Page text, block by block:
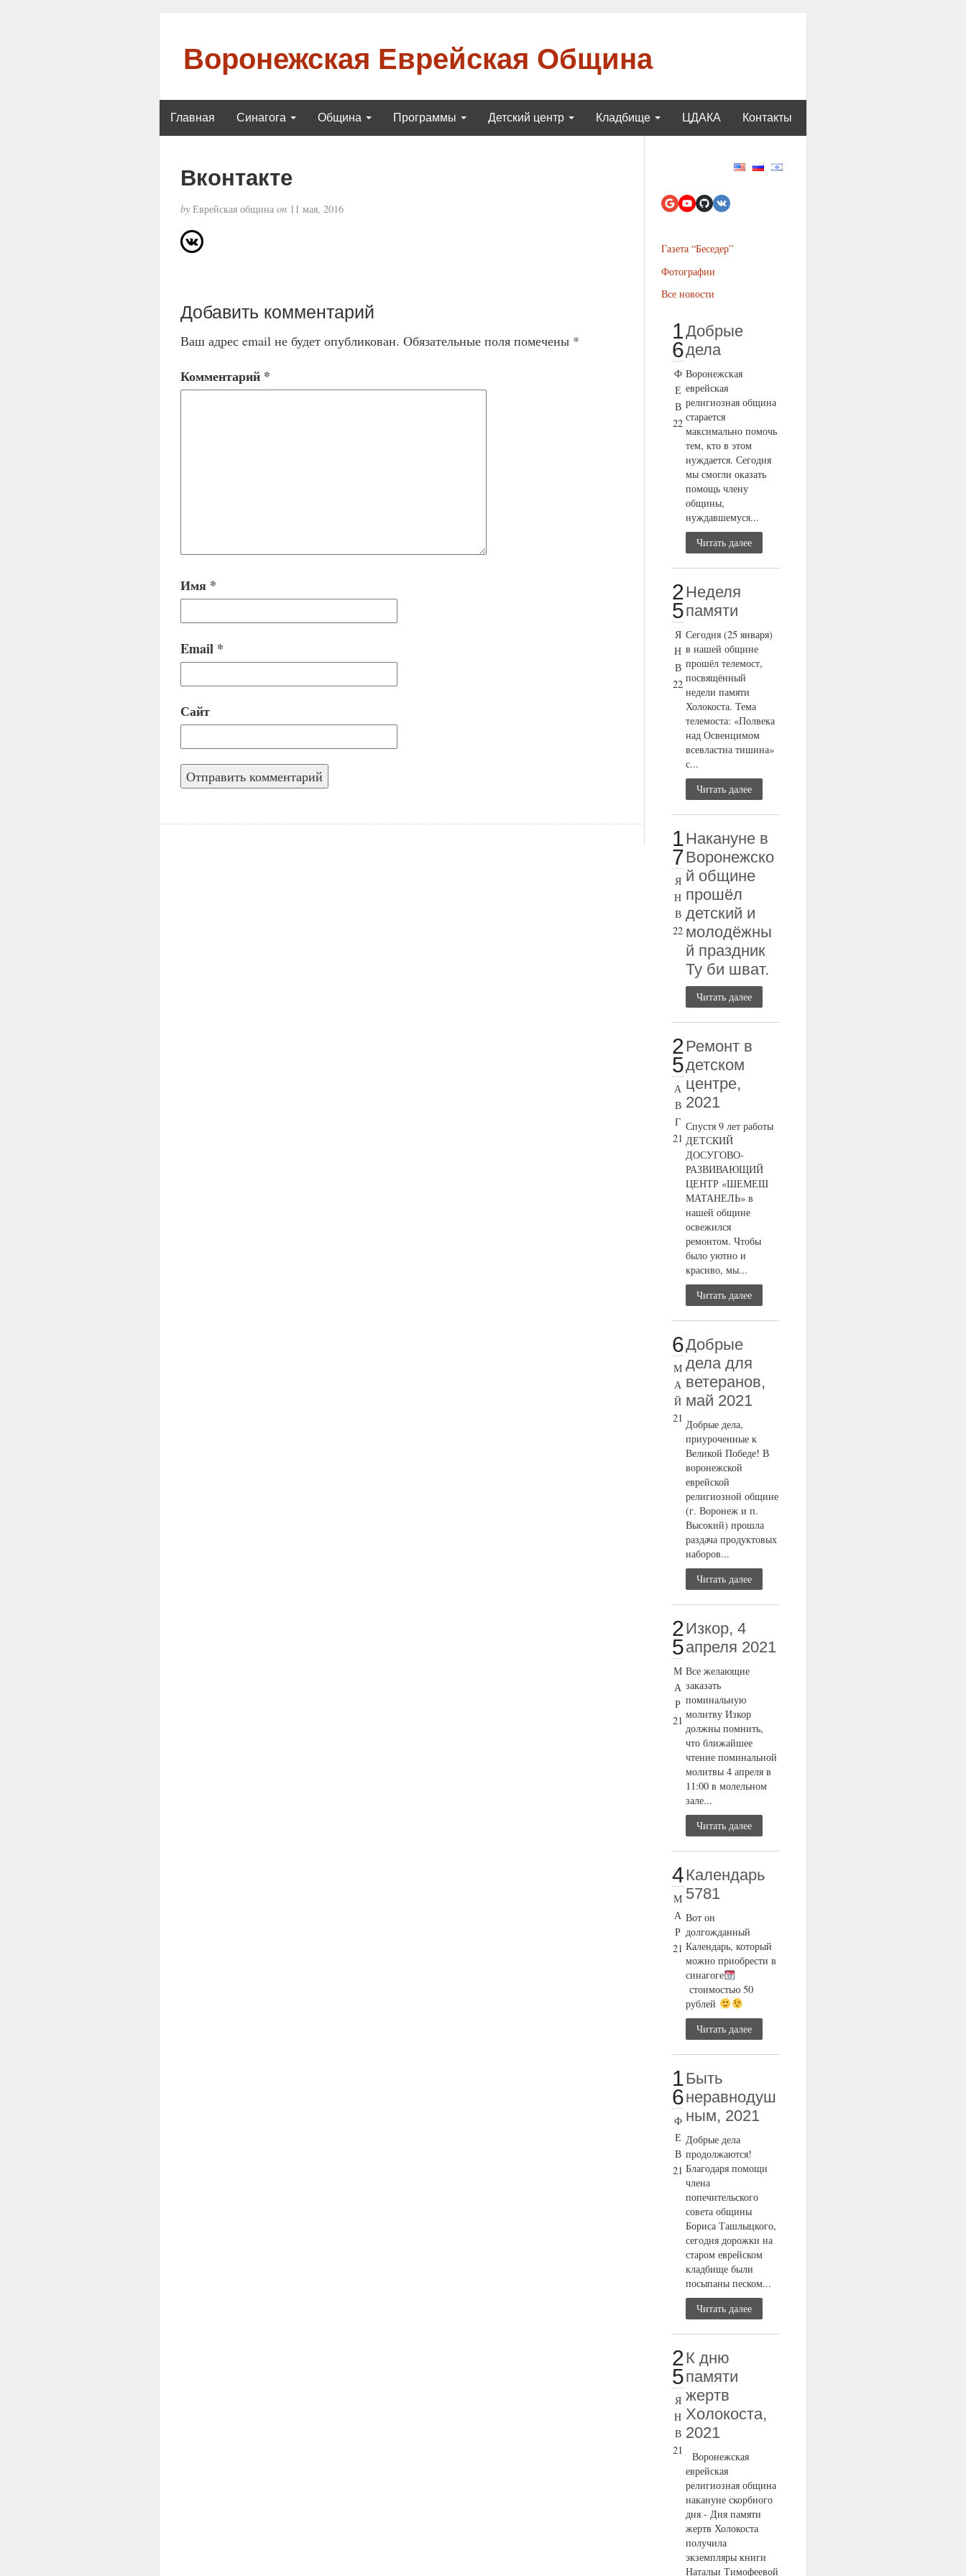
Воронежская Еврейская Община
Главная Синагога Община Программы Детский центр Кладбище ЦДАКА Контакты
Вконтакте
byЕврейская община on11 мая, 2016
Добавить комментарий
Ваш адрес email не будет опубликован. Обязательные поля помечены *
Комментарий *
Имя *
Email *
Сайт
Газета “Беседер”
Фотографии
Все новости
1
6
Ф
Е
В
22
Добрые
дела
Воронежская
еврейская
религиозная община
старается
максимально помочь
тем, кто в этом
нуждается. Сегодня
мы смогли оказать
помощь члену
общины,
нуждавшемуся...
Читать далее
2
5
Я
Н
В
22
Неделя
памяти
Сегодня (25 января)
в нашей общине
прошёл телемост,
посвящённый
недели памяти
Холокоста. Тема
телемоста: «Полвека
над Освенцимом
всевластна тишина»
с...
Читать далее
1
7
Я
Н
В
22
Накануне в
Воронежско
й общине
прошёл
детский и
молодёжны
й праздник
Ту би шват.
Читать далее
2
5
А
В
Г
21
Ремонт в
детском
центре,
2021
Спустя 9 лет работы
ДЕТСКИЙ
ДОСУГОВО-
РАЗВИВАЮЩИЙ
ЦЕНТР «ШЕМЕШ
МАТАНЕЛЬ» в
нашей общине
освежился
ремонтом. Чтобы
было уютно и
красиво, мы...
Читать далее
6
М
А
Й
21
Добрые
дела для
ветеранов,
май 2021
Добрые дела,
приуроченные к
Великой Победе! В
воронежской
еврейской
религиозной общине
(г. Воронеж и п.
Высокий) прошла
раздача продуктовых
наборов...
Читать далее
2
5
М
А
Р
21
Изкор, 4
апреля 2021
Все желающие
заказать
поминальную
молитву Изкор
должны помнить,
что ближайшее
чтение поминальной
молитвы 4 апреля в
11:00 в молельном
зале...
Читать далее
4
М
А
Р
21
Календарь
5781
Вот он
долгожданный
Календарь, который
можно приобрести в
синагоге
стоимостью 50
рублей
Читать далее
1
6
Ф
Е
В
21
Быть
неравнодуш
ным, 2021
Добрые дела
продолжаются!
Благодаря помощи
члена
попечительского
совета общины
Бориса Ташлыцкого,
сегодня дорожки на
старом еврейском
кладбище были
посыпаны песком...
Читать далее
2
5
Я
Н
В
21
К дню
памяти
жертв
Холокоста,
2021
Воронежская
еврейская
религиозная община
накануне скорбного
дня - Дня памяти
жертв Холокоста
получила
экземпляры книги
Натальи Тимофеевой